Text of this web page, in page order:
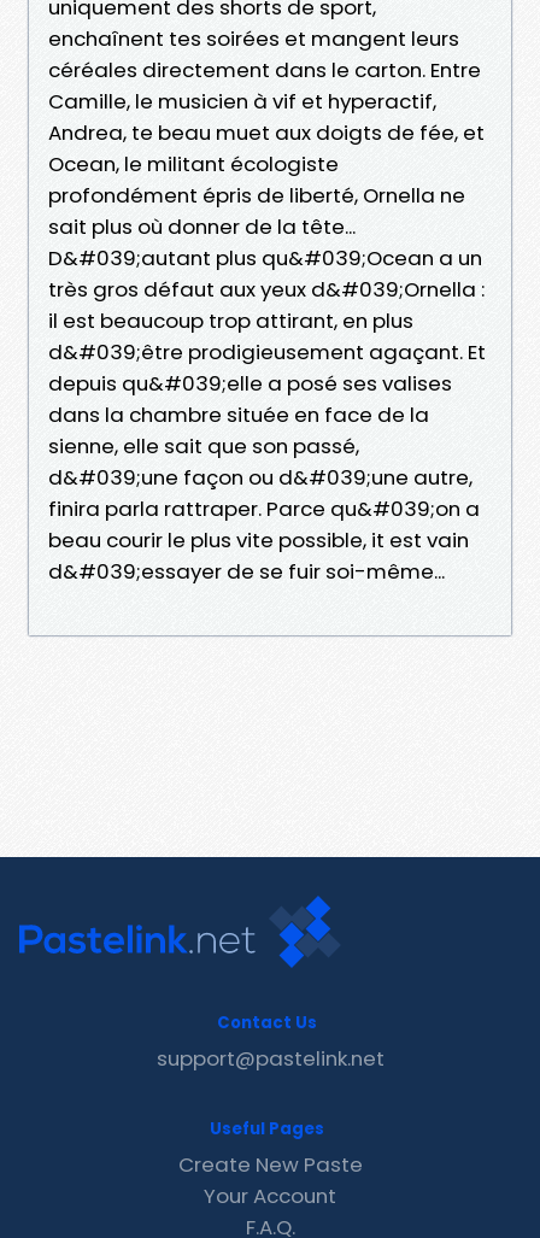
uniquement des shorts de sport,
enchaînent tes soirées et mangent leurs
céréales directement dans le carton. Entre
Camille, le musicien à vif et hyperactif,
Andrea, te beau muet aux doigts de fée, et
Ocean, le militant écologiste
profondément épris de liberté, Ornella ne
sait plus où donner de la tête...
D&#039;autant plus qu&#039;Ocean a un
très gros défaut aux yeux d&#039;Ornella :
il est beaucoup trop attirant, en plus
d&#039;être prodigieusement agaçant. Et
depuis qu&#039;elle a posé ses valises
dans la chambre située en face de la
sienne, elle sait que son passé,
d&#039;une façon ou d&#039;une autre,
finira parla rattraper. Parce qu&#039;on a
beau courir le plus vite possible, it est vain
d&#039;essayer de se fuir soi-même...
Contact Us
support@pastelink.net
Useful Pages
Create New Paste
Your Account
F.A.Q.